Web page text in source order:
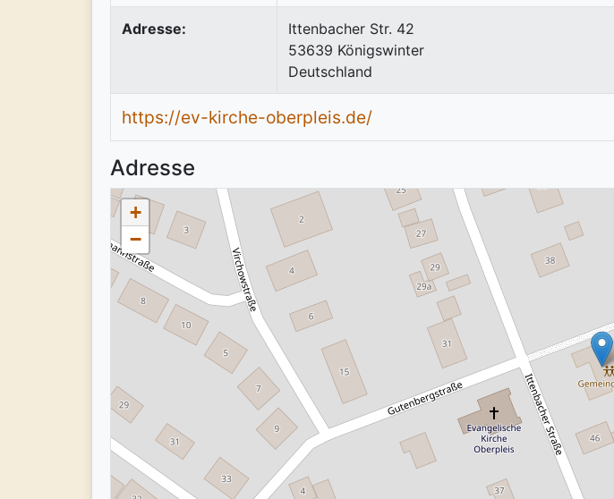
Adresse:
Ittenbacher Str. 42
53639 Königswinter
Deutschland
https://ev-kirche-oberpleis.de/
Adresse
+
−